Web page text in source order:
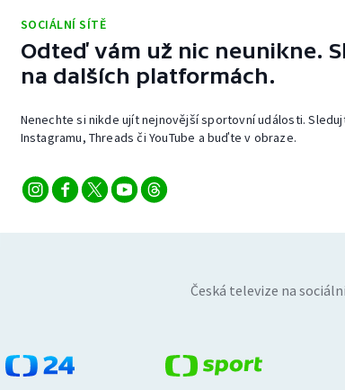
SOCIÁLNÍ SÍTĚ
Odteď vám už nic neunikne.
na dalších platformách.
Nenechte si nikde ujít nejnovější sportovní události.
Instagramu, Threads či YouTube a buďte v obraze.
Česká televize na